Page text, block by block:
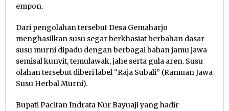
empon.
Dari pengolahan tersebut Desa Gemaharjo
menghasilkan susu segar berkhasiat berbahan dasar
susu murni dipadu dengan berbagai bahan jamu jawa
semisal kunyit, temulawak, jahe serta gula aren. Susu
olahan tersebut diberi label “Raja Subali” (Ramuan Jawa
Susu Herbal Murni).
Bupati Pacitan Indrata Nur Bayuaji yang hadir